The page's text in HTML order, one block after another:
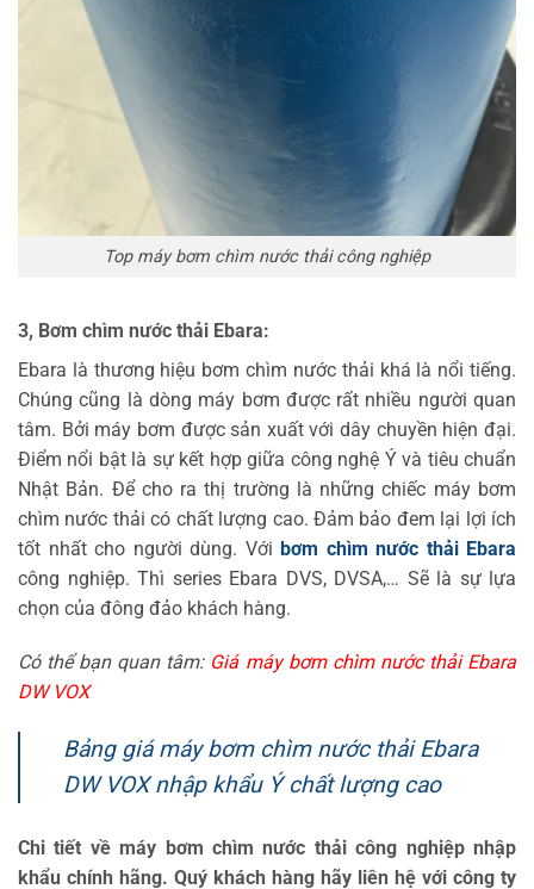
Top máy bơm chìm nước thải công nghiệp
3, Bơm chìm nước thải Ebara:
Ebara là thương hiệu bơm chìm nước thải khá là nổi tiếng.
Chúng cũng là dòng máy bơm được rất nhiều người quan
tâm. Bởi máy bơm được sản xuất với dây chuyền hiện đại.
Điểm nổi bật là sự kết hợp giữa công nghệ Ý và tiêu chuẩn
Nhật Bản. Để cho ra thị trường là những chiếc máy bơm
chìm nước thải có chất lượng cao. Đảm bảo đem lại lợi ích
tốt nhất cho người dùng. Với bơm chìm nước thải Ebara
công nghiệp. Thì series Ebara DVS, DVSA,… Sẽ là sự lựa
chọn của đông đảo khách hàng.
Có thể bạn quan tâm: Giá máy bơm chìm nước thải Ebara
DW VOX
Bảng giá máy bơm chìm nước thải Ebara
DW VOX nhập khẩu Ý chất lượng cao
Chi tiết về máy bơm chìm nước thải công nghiệp nhập
khẩu chính hãng. Quý khách hàng hãy liên hệ với công ty